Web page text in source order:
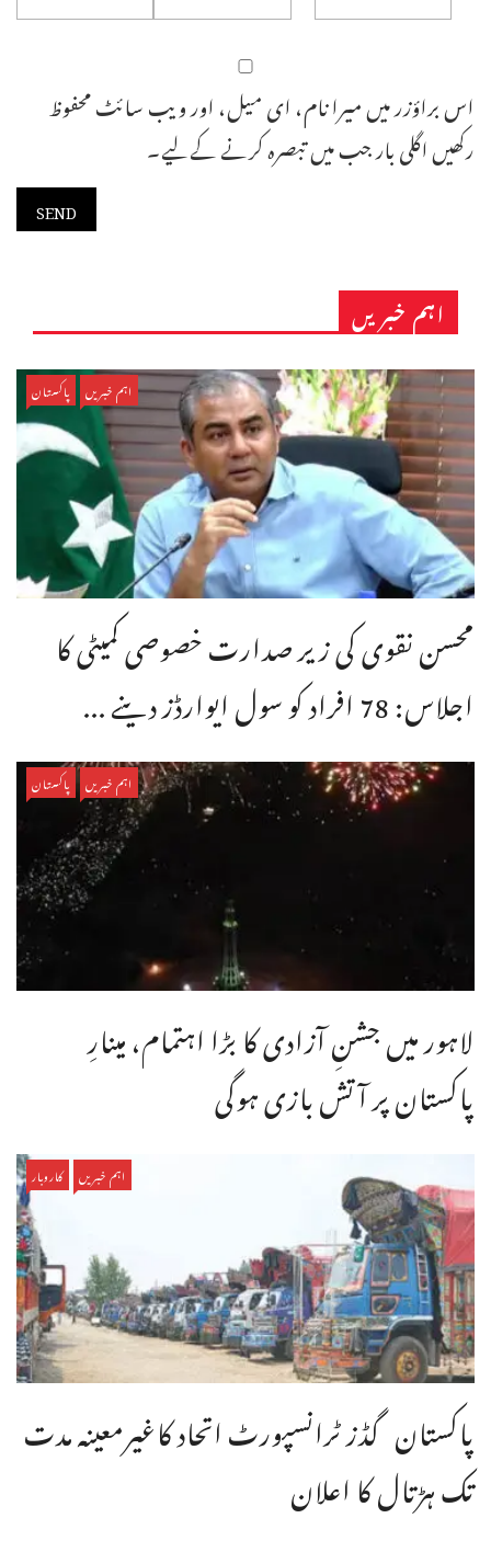
اس براؤزر میں میرا نام، ای میل، اور ویب سائٹ محفوظ
رکھیں اگلی بار جب میں تبصرہ کرنے کےلیے۔
اہم خبریں
اہم خبریں پاکستان
محسن نقوی کی زیر صدارت خصوصی کمیٹی کا
اجلاس: 78 افراد کو سول ایوارڈز دینے ...
اہم خبریں پاکستان
لاہور میں جشنِ آزادی کا بڑا اہتمام، مینارِ
پاکستان پر آتش بازی ہوگی
اہم خبریں کاروبار
پاکستان گڈز ٹرانسپورٹ اتحاد کاغیرمعینہ مدت
تک ہڑتال کا اعلان